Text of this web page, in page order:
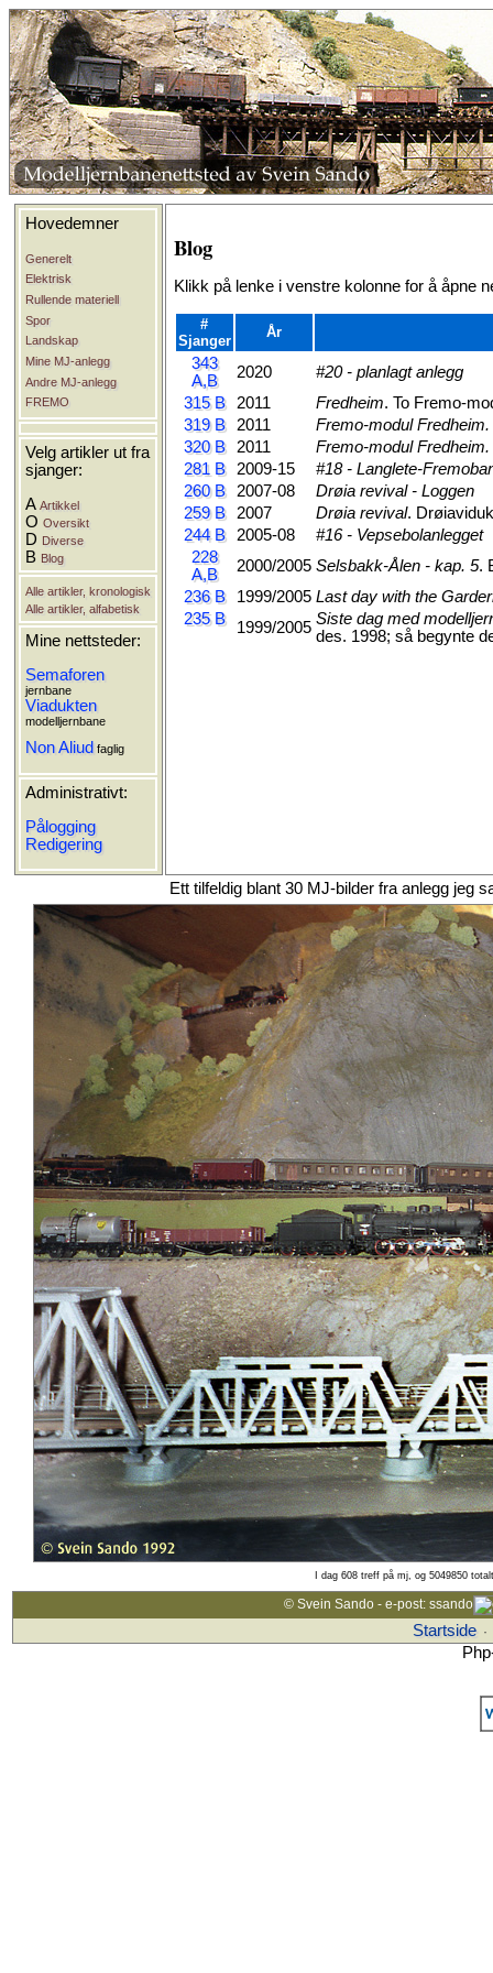
Hovedemner
Generelt
Elektrisk
Rullende materiell
Spor
Landskap
Mine MJ-anlegg
Andre MJ-anlegg
FREMO
Velg artikler ut fra
sjanger:
AArtikkel
OOversikt
D Diverse
B Blog
Alle artikler, kronologisk
Alle artikler, alfabetisk
Mine nettsteder:
Semaforen
jernbane
Viadukten
modelljernbane
Non Aliud faglig
Administrativt:
Pålogging
Redigering
Blog
Klikk på lenke i venstre kolonne for å åpne
#
Sjanger
År
343
A,B
2020
#20 - planlagt anlegg
315 B
2011 Fredheim. To Fremo-
319 B
2011
Fremo-modul
320 B
2011
Fremo-modul
281 B
2009-15
#18 - Langlete-
260 B
2007-08
Drøia revival - Loggen
259 B
2007 Drøia revival.
244 B
2005-08
#16 - Vepsebolanlegget
228
A,B
2000/2005 Selsbakk-Ålen - kap. 5.
236 B
1999/2005 Last day with the
235 B
1999/2005 Siste dag med
des. 1998; så begynte
Ett tilfeldig blant 30 MJ-bilder fra anlegg jeg
I dag 608 treff på mj, og 5049850
© Svein Sando - e-post: ssando
Startside ·